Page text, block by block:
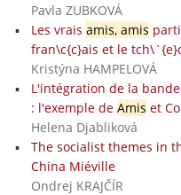
Pavla ZUBKOVÁ
Les vrais amis, amis
fran\c{c}ais et le
Kristýna HAMPELOVÁ
L'intégration de la
: l'exemple de Amis et
Helena Djabliková
The socialist themes in
China Miéville
Ondrej KRAJČÍR